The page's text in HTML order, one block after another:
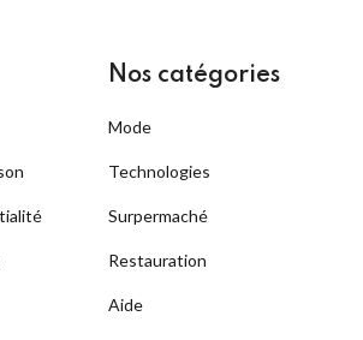
Nos catégories
Mode
Technologies
Surpermaché
Restauration
Aide